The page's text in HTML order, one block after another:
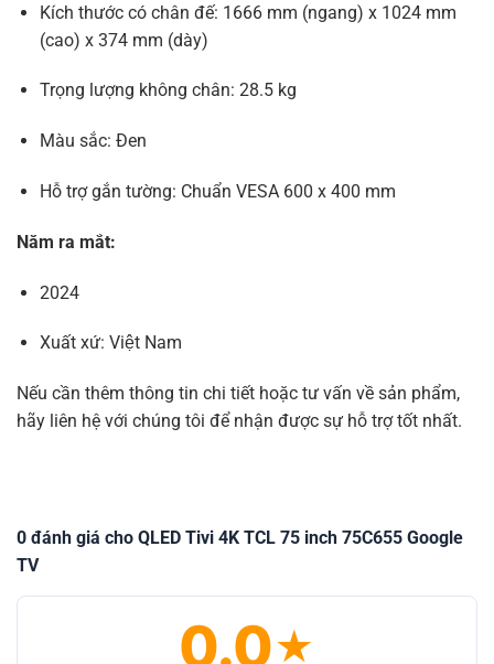
Kích thước có chân đế: 1666 mm (ngang) x 1024 mm
(cao) x 374 mm (dày)
Trọng lượng không chân: 28.5 kg
Màu sắc: Đen
Hỗ trợ gắn tường: Chuẩn VESA 600 x 400 mm
Năm ra mắt:
2024
Xuất xứ: Việt Nam
Nếu cần thêm thông tin chi tiết hoặc tư vấn về sản phẩm,
hãy liên hệ với chúng tôi để nhận được sự hỗ trợ tốt nhất.
0 đánh giá cho QLED Tivi 4K TCL 75 inch 75C655 Google
TV
0.0★